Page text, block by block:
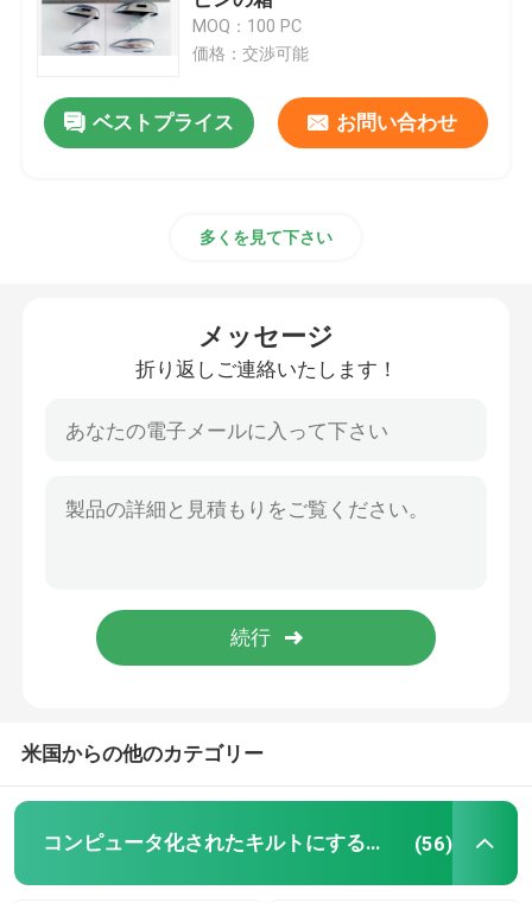
引金 を 求め て ください
コンピュータ化されたキルトにする機械
高速キルトにする機械
キルトにする刺繍機械
機械を作るマットレス
ロックのステッチのキルトにする機械
チェーン ステッチのキルトにする機械
織物の打抜き機
MOQ：100 PC
価格：交渉可能
ベストプライス お問い合わせ
多くを見て下さい
メッセージ
折り返しご連絡いたします！
米国からの他のカテゴリー
コンピュータ化されたキルトにする機械 (56)